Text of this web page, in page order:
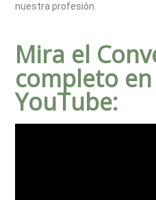
nuestra profesión.
Mira el
completo en
YouTube: